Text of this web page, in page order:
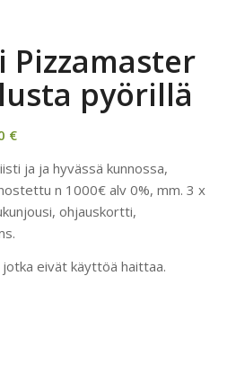
Pizzamaster
pyörillä
€Nykyinen
on:
2
250,00 €.
ja ja hyvässä kunnossa,
n 1000€ alv 0%, mm. 3 x
ohjauskortti,
jotka eivät käyttöä haittaa.